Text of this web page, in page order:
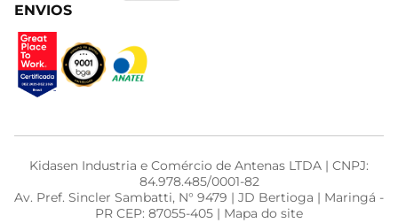
ENVIOS
Kidasen Industria e Comércio de Antenas LTDA | CNPJ:
84.978.485/0001-82
Av. Pref. Sincler Sambatti, N° 9479 | JD Bertioga | Maringá -
PR CEP: 87055-405 | Mapa do site